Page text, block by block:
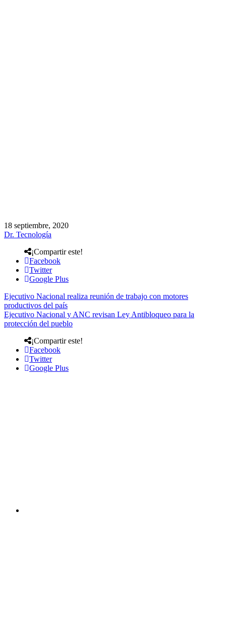
18 septiembre, 2020
Dr. Tecnología
¡Compartir este!
Facebook
Twitter
Google Plus
Ejecutivo Nacional realiza reunión de trabajo con motores
productivos del país
Ejecutivo Nacional y ANC revisan Ley Antibloqueo para la
protección del pueblo
¡Compartir este!
Facebook
Twitter
Google Plus